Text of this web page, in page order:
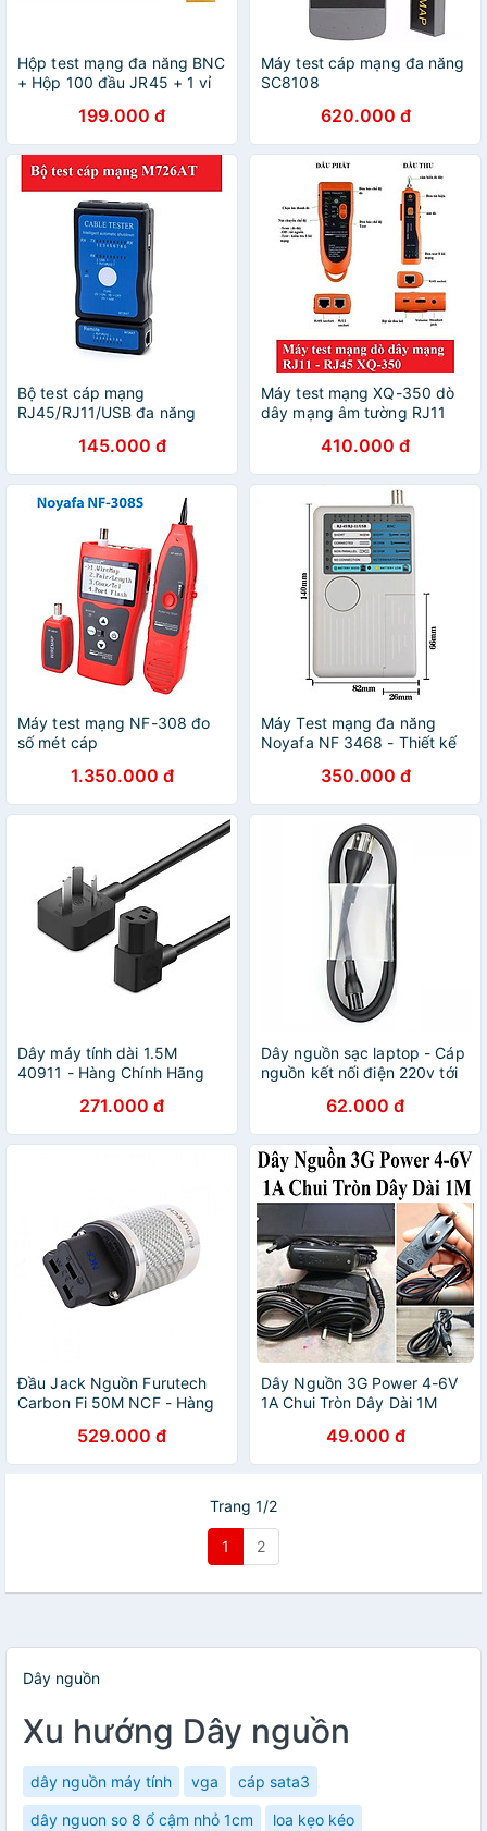
Hộp test mạng đa năng BNC
+ Hộp 100 đầu JR45 + 1 vỉ
199.000 đ
Máy test cáp mạng đa năng
SC8108
620.000 đ
Bộ test cáp mạng
RJ45/RJ11/USB đa năng
145.000 đ
Máy test mạng XQ-350 dò
dây mạng âm tường RJ11
410.000 đ
Máy test mạng NF-308 đo
số mét cáp
1.350.000 đ
Máy Test mạng đa năng
Noyafa NF 3468 - Thiết kế
350.000 đ
Dây máy tính dài 1.5M
40911 - Hàng Chính Hãng
271.000 đ
Dây nguồn sạc laptop - Cáp
nguồn kết nối điện 220v tới
sạc nguồn laptop - Hàng
chính hãng
62.000 đ
Đầu Jack Nguồn Furutech
Carbon Fi 50M NCF - Hàng
529.000 đ
Dây Nguồn 3G Power 4-6V
1A Chui Tròn Dây Dài 1M
49.000 đ
Trang 1/2
1 2
Dây nguồn
Xu hướng Dây nguồn
dây nguồn máy tính vga cáp sata3
dây nguon so 8 ổ cậm nhỏ 1cm loa kẹo kéo